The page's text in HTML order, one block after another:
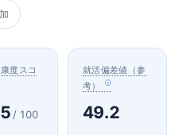
度スコ
/ 100
就活偏差値（参
考）
49.2